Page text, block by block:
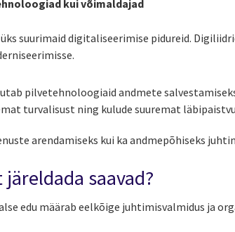
kui võimaldajad
suurimaid digitaliseerimise pidureid.
pilvetehnoloogiaid andmete
turvalisust ning kulude suuremat
arendamiseks kui ka andmepõhiseks
saavad?
edu määrab eelkõige juhtimisvalmidus ja